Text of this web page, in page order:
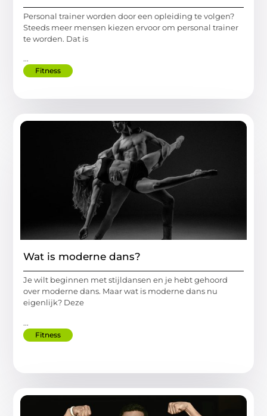
Personal trainer worden door een opleiding te volgen?
Steeds meer mensen kiezen ervoor om personal trainer
te worden. Dat is
...
Fitness
Wat is moderne dans?
Je wilt beginnen met stijldansen en je hebt gehoord
over moderne dans. Maar wat is moderne dans nu
eigenlijk? Deze
...
Fitness